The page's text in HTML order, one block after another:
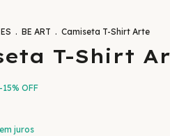
. BE ART . Camiseta T-Shirt Arte
T-Shirt
-15% OFF
juros